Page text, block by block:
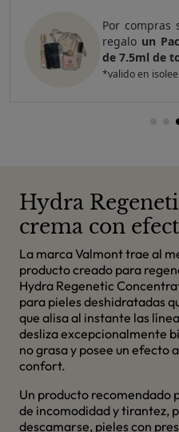
Por compras
regalo un
de 7.5ml de
*valido en
Hydra
crema con
La marca Valmont trae al
producto creado para
Hydra Regenetic
para pieles deshidratadas
que alisa al instante las
desliza excepcionalmente
no grasa y posee un efecto
confort.
Un producto recomendado
de incomodidad y tirantez,
descamarse, pieles con